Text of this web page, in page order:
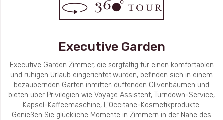
Executive Garden
Executive Garden Zimmer, die sorgfältig für einen komfortablen
und ruhigen Urlaub eingerichtet wurden, befinden sich in einem
bezaubernden Garten inmitten duftenden Olivenbäumen und
bieten über Privilegien wie Voyage Assistent, Turndown-Service,
Kapsel-Kaffeemaschine, L'Occitane-Kosmetikprodukte.
Genießen Sie glückliche Momente in Zimmern in der Nähe des